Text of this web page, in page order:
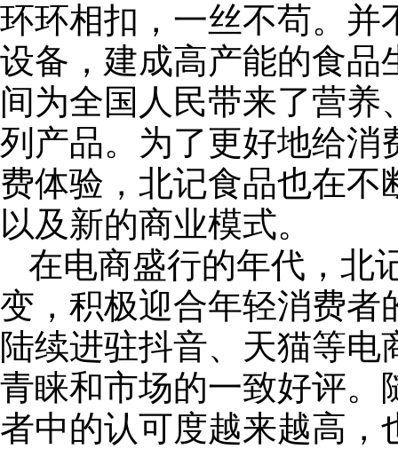
环环相扣，一丝不苟。并
设备，建成高产能的食品
间为全国人民带来了营
列产品。为了更好地给消
费体验，北记食品也在
以及新的商业模式。
在电商盛行的年代，北
变，积极迎合年轻消费者
陆续进驻抖音、天猫等
青睐和市场的一致好评。
者中的认可度越来越高，